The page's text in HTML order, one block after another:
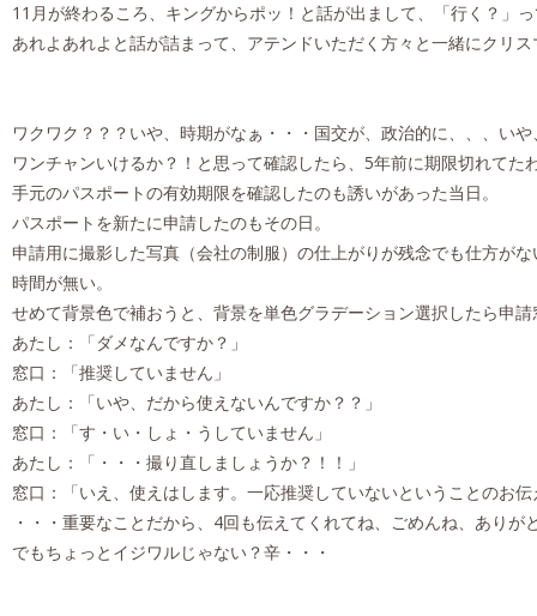
11月が終わるころ、キングからポッ！と話が出まして、「行く？」
あれよあれよと話が詰まって、アテンドいただく方々と一緒にクリ
ワクワク？？？いや、時期がなぁ・・・国交が、政治的に、、、い
ワンチャンいけるか？！と思って確認したら、5年前に期限切れてた
手元のパスポートの有効期限を確認したのも誘いがあった当日。
パスポートを新たに申請したのもその日。
申請用に撮影した写真（会社の制服）の仕上がりが残念でも仕方がな
時間が無い。
せめて背景色で補おうと、背景を単色グラデーション選択したら申
あたし：「ダメなんですか？」
窓口：「推奨していません」
あたし：「いや、だから使えないんですか？？」
窓口：「す・い・しょ・うしていません」
あたし：「・・・撮り直しましょうか？！！」
窓口：「いえ、使えはします。一応推奨していないということのお
・・・重要なことだから、4回も伝えてくれてね、ごめんね、ありが
でもちょっとイジワルじゃない？辛・・・